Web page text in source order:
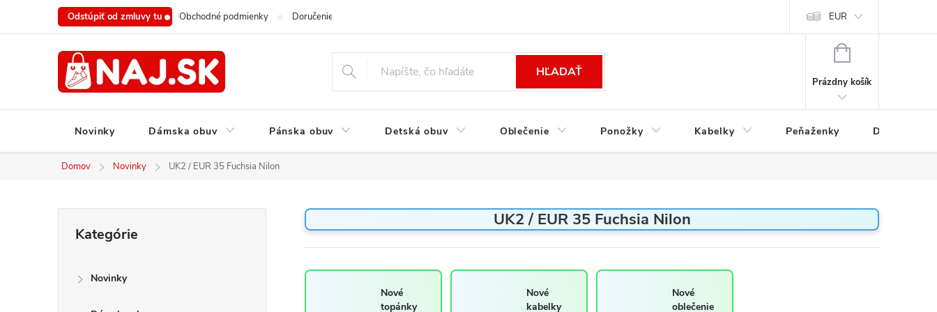
Odstúpiť od zmluvy tu Obchodné podmienky Doručenie a platba Podmienky ochrany osobných údajov
EUR
HĽADAŤ
NÁKUPNÝ
Prázdny košík
Novinky Dámska obuv Pánska obuv Detská obuv Oblečenie Ponožky Kabelky Peňaženky Drogéria
Domov Novinky UK2 / EUR 35 Fuchsia Nilon
kategórie
Kategórie
Novinky
UK2 / EUR 35 Fuchsia Nilon
Nové
topánky
Nové
kabelky
Nové
oblečenie